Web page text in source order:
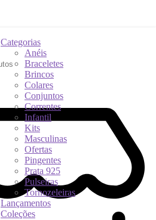
Categorias
Anéis
Braceletes
Brincos
Colares
Conjuntos
Correntes
Infantil
Kits
Masculinas
Ofertas
Pingentes
Prata 925
Pulseiras
Tornozeleiras
Lançamentos
Coleções